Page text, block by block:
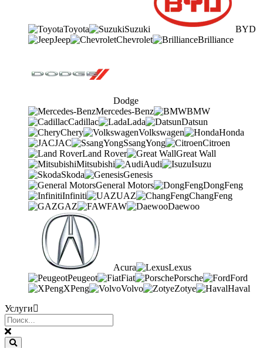
Toyota Suzuki
BYD
Jeep
Chevrolet Brilliance
Dodge
Mercedes-Benz
BMW
Cadillac
Lada
Datsun
Chery
Volkswagen
Honda
JAC
SsangYong
Citroen
Land Rover
Great Wall
Mitsubishi
Audi
Isuzu
Skoda
Genesis
General Motors
DongFeng
Infiniti
UAZ
ChangFeng
GAZ
FAW Daewoo
Acura
Lexus
Peugeot
Fiat Porsche
Ford
XPeng
Volvo Zotye
Haval
Услуги